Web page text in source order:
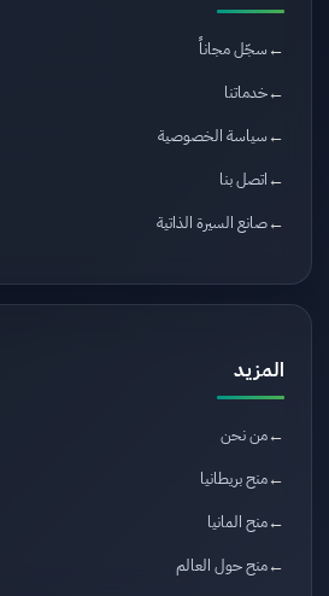
سجّل مجاناً
خدماتنا
سياسة الخصوصية
اتصل بنا
صانع السيرة الذاتية
المزيد
من نحن
منح بريطانيا
منح المانيا
منح حول العالم